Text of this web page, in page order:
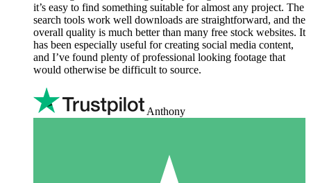
it’s easy to find something suitable for almost any project. The
search tools work well downloads are straightforward, and the
overall quality is much better than many free stock websites. It
has been especially useful for creating social media content,
and I’ve found plenty of professional looking footage that
would otherwise be difficult to source.
Anthony